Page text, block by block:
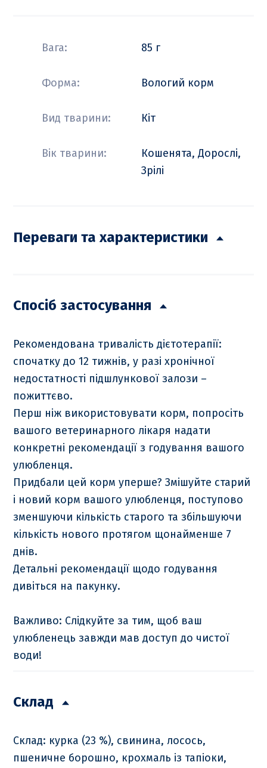
Вага: 85 г
Форма: Вологий корм
Вид тварини: Кіт
Вік тварини:
Кошенята, Дорослі,
Зрілі
Переваги та характеристики
Спосіб застосування
Рекомендована тривалість дієтотерапії:
спочатку до 12 тижнів, у разі хронічної
недостатності підшлункової залози –
пожиттєво.
Перш ніж використовувати корм, попросіть
вашого ветеринарного лікаря надати
конкретні рекомендації з годування вашого
улюбленця.
Придбали цей корм уперше? Змішуйте старий
і новий корм вашого улюбленця, поступово
зменшуючи кількість старого та збільшуючи
кількість нового протягом щонайменше 7
днів.
Детальні рекомендації щодо годування
дивіться на пакунку.
Важливо: Слідкуйте за тим, щоб ваш
улюбленець завжди мав доступ до чистої
води!
Склад
Склад: курка (23 %), свинина, лосось,
пшеничне борошно, крохмаль із тапіоки,